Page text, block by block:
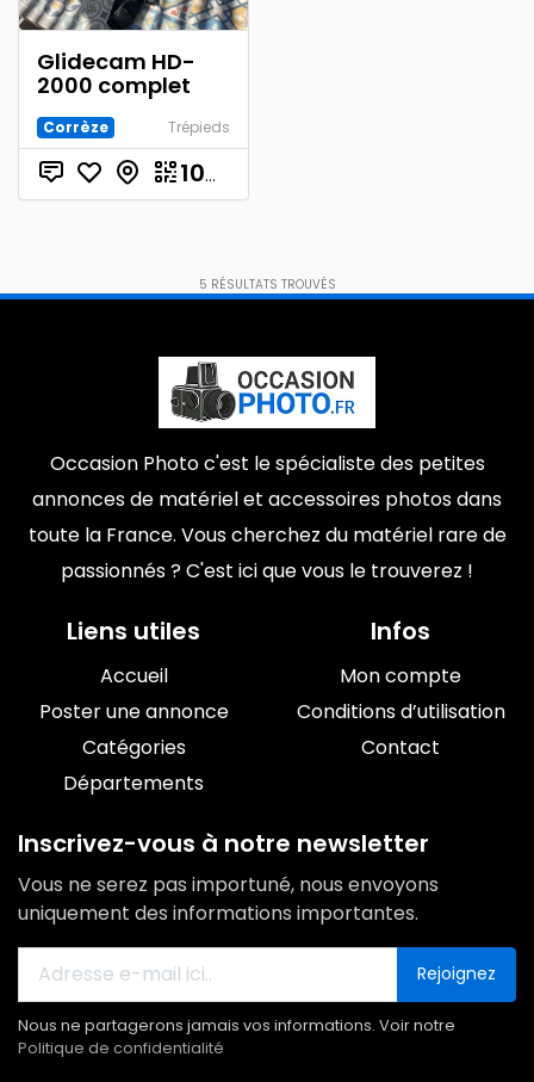
Glidecam HD-
2000 complet
Corrèze Trépieds
100.00
5 RÉSULTATS TROUVÉS
Occasion Photo c'est le spécialiste des petites
annonces de matériel et accessoires photos dans
toute la France. Vous cherchez du matériel rare de
passionnés ? C'est ici que vous le trouverez !
Liens utiles
Accueil
Poster une annonce
Catégories
Départements
Infos
Mon compte
Conditions d’utilisation
Contact
Inscrivez-vous à notre newsletter
Vous ne serez pas importuné, nous envoyons
uniquement des informations importantes.
Rejoignez
Nous ne partagerons jamais vos informations. Voir notre
Politique de confidentialité